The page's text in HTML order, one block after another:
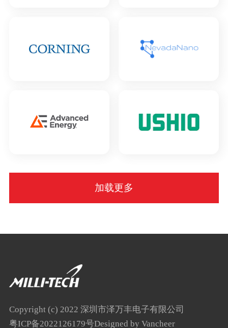
加载更多
Copyright (c) 2022 深圳市泽万丰电子有限公司
粤ICP备2022126179号Designed by Vancheer